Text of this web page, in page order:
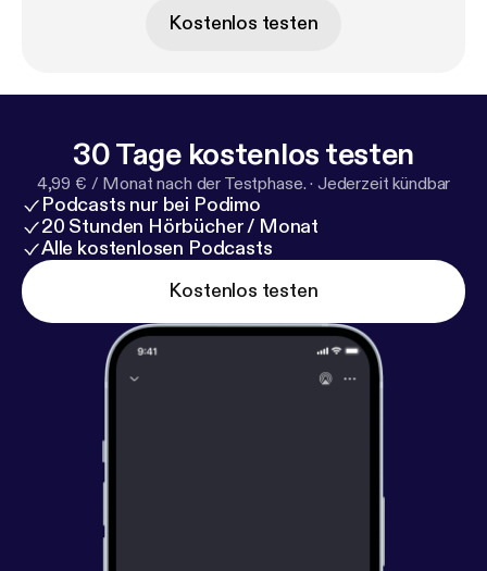
Kostenlos testen
30 Tage kostenlos testen
4,99 € / Monat nach der Testphase. · Jederzeit kündbar
Podcasts nur bei Podimo
20 Stunden Hörbücher / Monat
Alle kostenlosen Podcasts
Kostenlos testen